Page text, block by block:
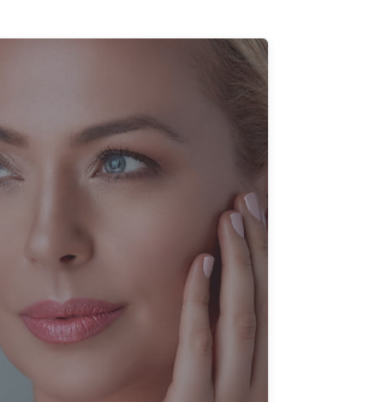
Dolgu Maddeleri
Golden Needle RF
Kök Hücreler